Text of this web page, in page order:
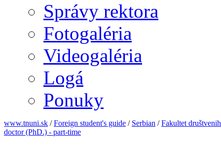
Správy rektora
Fotogaléria
Videogaléria
Logá
Ponuky
www.tnuni.sk /Foreign student's guide / Serbian /Fakultet
doctor (PhD.) - part-time